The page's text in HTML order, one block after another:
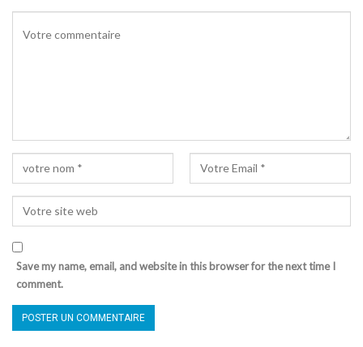
Save my name, email, and website in this browser for the next time I
comment.